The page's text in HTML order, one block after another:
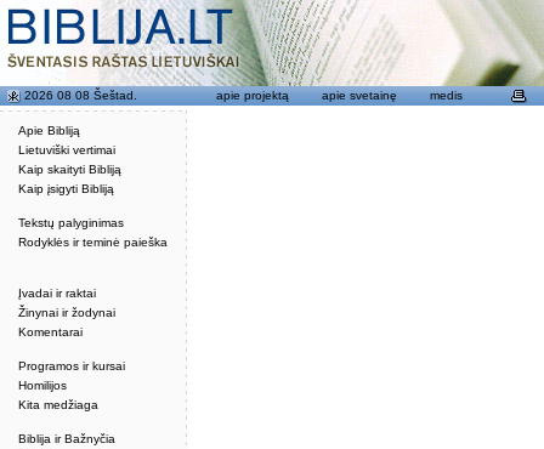
Apie Bibliją
Lietuviški vertimai
Kaip skaityti Bibliją
Kaip įsigyti Bibliją
Tekstų palyginimas
Rodyklės ir teminė paieška
Įvadai ir raktai
Žinynai ir žodynai
Komentarai
Programos ir kursai
Homilijos
Kita medžiaga
Biblija ir Bažnyčia
2026 08 08 Šeštad. apie projektą apie svetainę medis